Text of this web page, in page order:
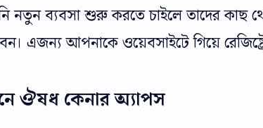
নতুন ব্যবসা শুরু করতে চাইলে তাদের কাছ
এজন্য আপনাকে ওয়েবসাইটে গিয়ে
ঔষধ কেনার অ্যাপস